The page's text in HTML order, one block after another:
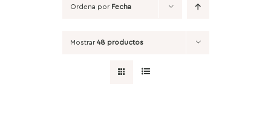
Ordena por Fecha
Mostrar48 productos